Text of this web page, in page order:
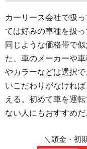
カーリース会社で扱
ては好みの車種を扱
同じような価格帯で
た、車のメーカーや
やカラーなどは選択
いこだわりがなけれ
える。初めて車を運
ない人にもおすすめだ
＼頭金・初